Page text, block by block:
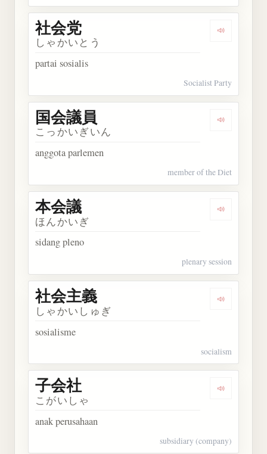
Dengarkan
社会党
しゃかいとう
partai sosialis
Socialist Party
Dengarkan
国会議員
こっかいぎいん
anggota parlemen
member of the Diet
Dengarkan
本会議
ほんかいぎ
sidang pleno
plenary session
Dengarkan
社会主義
しゃかいしゅぎ
sosialisme
socialism
Dengarkan
子会社
こがいしゃ
anak perusahaan
subsidiary (company)